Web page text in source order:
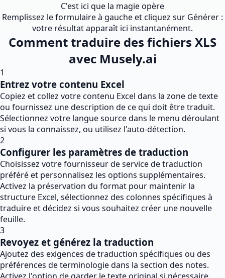
C'est ici que la magie opère
Remplissez le formulaire à gauche et cliquez sur Générer :
votre résultat apparaît ici instantanément.
Comment traduire des fichiers XLS
avec Musely.ai
1
Entrez votre contenu Excel
Copiez et collez votre contenu Excel dans la zone de texte
ou fournissez une description de ce qui doit être traduit.
Sélectionnez votre langue source dans le menu déroulant
si vous la connaissez, ou utilisez l'auto-détection.
2
Configurer les paramètres de traduction
Choisissez votre fournisseur de service de traduction
préféré et personnalisez les options supplémentaires.
Activez la préservation du format pour maintenir la
structure Excel, sélectionnez des colonnes spécifiques à
traduire et décidez si vous souhaitez créer une nouvelle
feuille.
3
Revoyez et générez la traduction
Ajoutez des exigences de traduction spécifiques ou des
préférences de terminologie dans la section des notes.